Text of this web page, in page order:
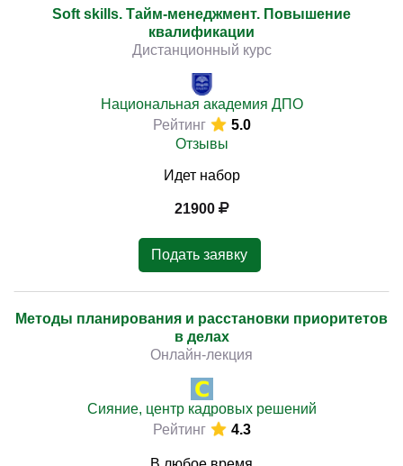
Soft skills. Тайм-менеджмент. Повышение
квалификации
Дистанционный курс
Национальная академия ДПО
Рейтинг
5.0
Отзывы
Идет набор
21900
Подать заявку
Методы планирования и расстановки приоритетов
в делах
Онлайн-лекция
Сияние, центр кадровых решений
Рейтинг
4.3